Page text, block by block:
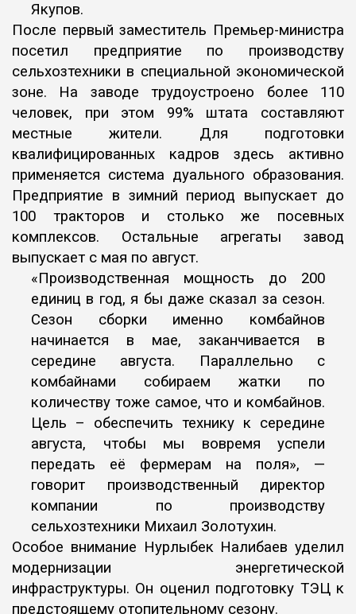
Якупов.
После первый заместитель Премьер-министра
посетил предприятие по производству
сельхозтехники в специальной экономической
зоне. На заводе трудоустроено более 110
человек, при этом 99% штата составляют
местные жители. Для подготовки
квалифицированных кадров здесь активно
применяется система дуального образования.
Предприятие в зимний период выпускает до
100 тракторов и столько же посевных
комплексов. Остальные агрегаты завод
выпускает с мая по август.
«Производственная мощность до 200
единиц в год, я бы даже сказал за сезон.
Сезон сборки именно комбайнов
начинается в мае, заканчивается в
середине августа. Параллельно с
комбайнами собираем жатки по
количеству тоже самое, что и комбайнов.
Цель – обеспечить технику к середине
августа, чтобы мы вовремя успели
передать её фермерам на поля», —
говорит производственный директор
компании по производству
сельхозтехники Михаил Золотухин.
Особое внимание Нурлыбек Налибаев уделил
модернизации энергетической
инфраструктуры. Он оценил подготовку ТЭЦ к
предстоящему отопительному сезону.